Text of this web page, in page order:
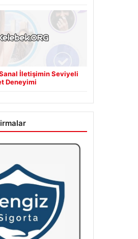
İletişimin Seviyeli
Deneyimi